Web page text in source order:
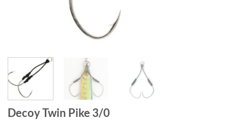
Decoy Twin Pike 3/0